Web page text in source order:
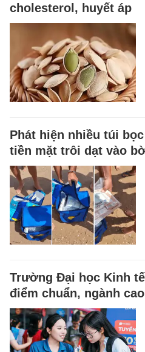
cholesterol, huyết áp
Phát hiện nhiều túi
tiền mặt trôi dạt vào
Trường Đại học Kinh
điểm chuẩn, ngành